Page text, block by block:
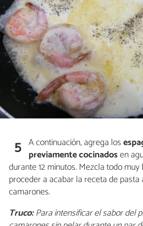
5 A continuación, agrega los
previamente cocinadosen
durante 12 minutos. Mezcla todo
proceder a acabar la receta de
camarones.
Truco:Para intensificar el sabor del